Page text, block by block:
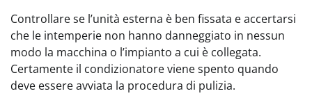
Controllare se l’unità esterna è ben fissata e accertarsi
che le intemperie non hanno danneggiato in nessun
modo la macchina o l’impianto a cui è collegata.
Certamente il condizionatore viene spento quando
deve essere avviata la procedura di pulizia.